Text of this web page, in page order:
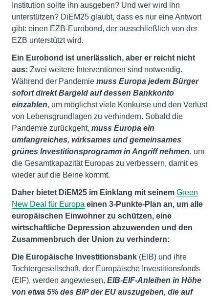
Institution sollte ihn ausgeben? Und wer wird ihn
unterstützen? DiEM25 glaubt, dass es nur eine Antwort
gibt: einen EZB-Eurobond, der ausschließlich von der
EZB unterstützt wird.
Ein Eurobond ist unerlässlich, aber er reicht nicht
aus: Zwei weitere Interventionen sind notwendig.
Während der Pandemie muss Europa jedem Bürger
sofort direkt Bargeld auf dessen Bankkonto
einzahlen, um möglichst viele Konkurse und den Verlust
von Lebensgrundlagen zu verhindern. Sobald die
Pandemie zurückgeht, muss Europa ein
umfangreiches, wirksames und gemeinsames
grünes Investitionsprogramm in Angriff nehmen, um
die Gesamtkapazität Europas zu verbessern, damit es
wieder auf die Beine kommt.
Daher bietet DiEM25 im Einklang mit seinem Green
New Deal für Europa einen 3-Punkte-Plan an, um alle
europäischen Einwohner zu schützen, eine
wirtschaftliche Depression abzuwenden und den
Zusammenbruch der Union zu verhindern:
Die Europäische Investitionsbank (EIB) und ihre
Tochtergesellschaft, der Europäische Investitionsfonds
(EIF), werden angewiesen, EIB-EIF-Anleihen in Höhe
von etwa 5% des BIP der EU auszugeben, die auf